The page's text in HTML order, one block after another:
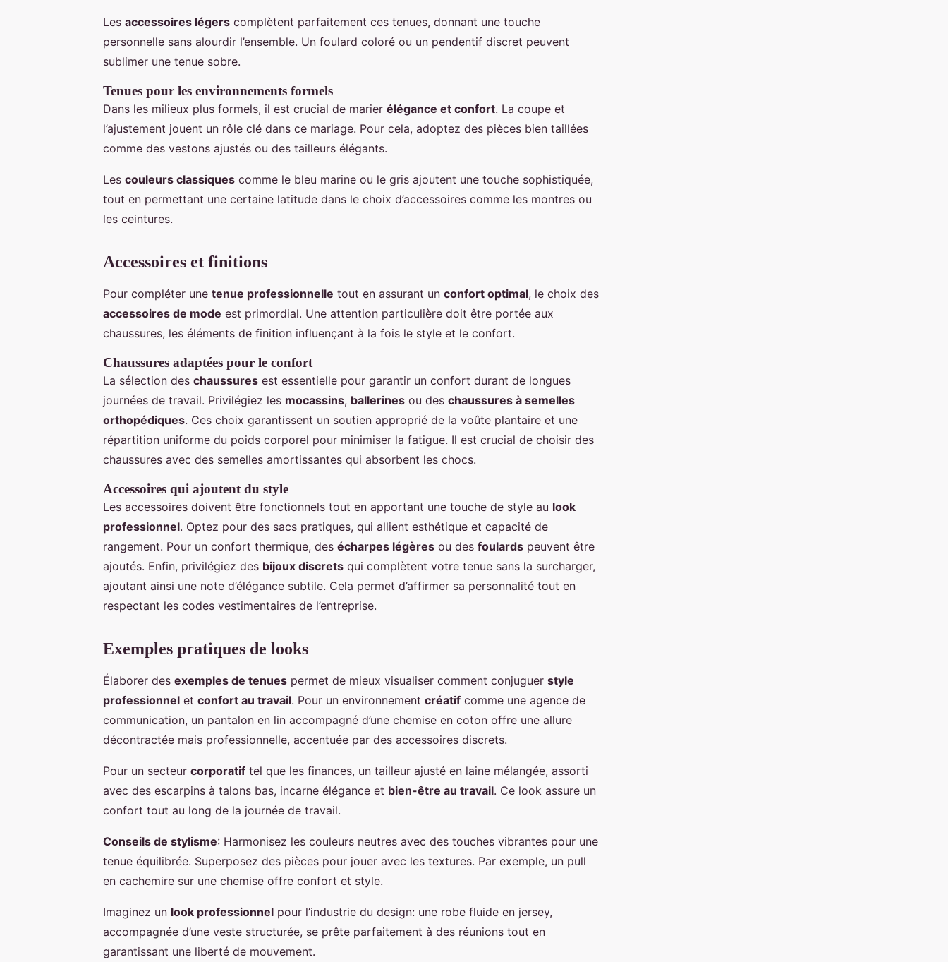
Les accessoires légers complètent parfaitement ces tenues, donnant une touche
personnelle sans alourdir l’ensemble. Un foulard coloré ou un pendentif discret peuvent
sublimer une tenue sobre.
Tenues pour les environnements formels
Dans les milieux plus formels, il est crucial de marier élégance et confort. La coupe et
l’ajustement jouent un rôle clé dans ce mariage. Pour cela, adoptez des pièces bien taillées
comme des vestons ajustés ou des tailleurs élégants.
Les couleurs classiques comme le bleu marine ou le gris ajoutent une touche sophistiquée,
tout en permettant une certaine latitude dans le choix d’accessoires comme les montres ou
les ceintures.
Accessoires et finitions
Pour compléter une tenue professionnelle tout en assurant un confort optimal, le choix des
accessoires de mode est primordial. Une attention particulière doit être portée aux
chaussures, les éléments de finition influençant à la fois le style et le confort.
Chaussures adaptées pour le confort
La sélection des chaussures est essentielle pour garantir un confort durant de longues
journées de travail. Privilégiez les mocassins, ballerines ou des chaussures à semelles
orthopédiques. Ces choix garantissent un soutien approprié de la voûte plantaire et une
répartition uniforme du poids corporel pour minimiser la fatigue. Il est crucial de choisir des
chaussures avec des semelles amortissantes qui absorbent les chocs.
Accessoires qui ajoutent du style
Les accessoires doivent être fonctionnels tout en apportant une touche de style au look
professionnel. Optez pour des sacs pratiques, qui allient esthétique et capacité de
rangement. Pour un confort thermique, des écharpes légères ou des foulards peuvent être
ajoutés. Enfin, privilégiez des bijoux discrets qui complètent votre tenue sans la surcharger,
ajoutant ainsi une note d’élégance subtile. Cela permet d’affirmer sa personnalité tout en
respectant les codes vestimentaires de l’entreprise.
Exemples pratiques de looks
Élaborer des exemples de tenues permet de mieux visualiser comment conjuguer style
professionnel et confort au travail. Pour un environnement créatif comme une agence de
communication, un pantalon en lin accompagné d’une chemise en coton offre une allure
décontractée mais professionnelle, accentuée par des accessoires discrets.
Pour un secteur corporatif tel que les finances, un tailleur ajusté en laine mélangée, assorti
avec des escarpins à talons bas, incarne élégance et bien-être au travail. Ce look assure un
confort tout au long de la journée de travail.
Conseils de stylisme: Harmonisez les couleurs neutres avec des touches vibrantes pour une
tenue équilibrée. Superposez des pièces pour jouer avec les textures. Par exemple, un pull
en cachemire sur une chemise offre confort et style.
Imaginez un look professionnel pour l’industrie du design: une robe fluide en jersey,
accompagnée d’une veste structurée, se prête parfaitement à des réunions tout en
garantissant une liberté de mouvement.